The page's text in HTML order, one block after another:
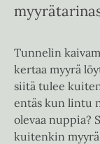
Tunnelin
kertaa myyrä
siitä tulee
entäs kun lintu
olevaa nuppia?
kuitenkin